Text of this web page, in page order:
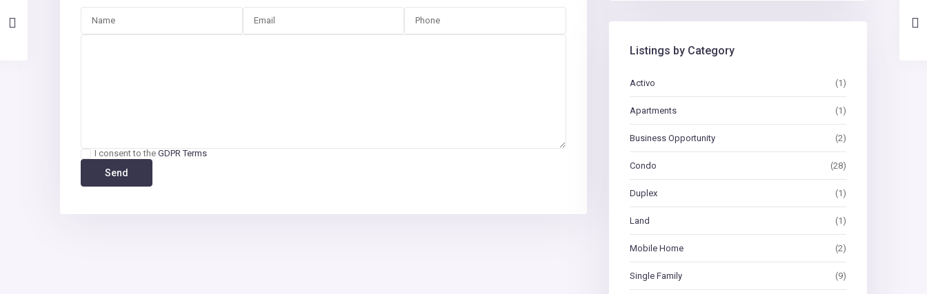
I consent to the GDPR Terms
Listings by Category
Activo (1)
Apartments (1)
Business Opportunity (2)
Condo (28)
Duplex (1)
Land (1)
Mobile Home (2)
Single Family (9)